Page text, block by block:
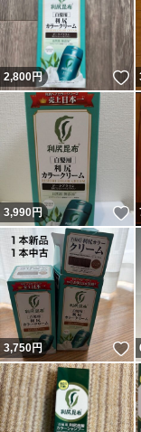
2,800円
3,990円
3,750円